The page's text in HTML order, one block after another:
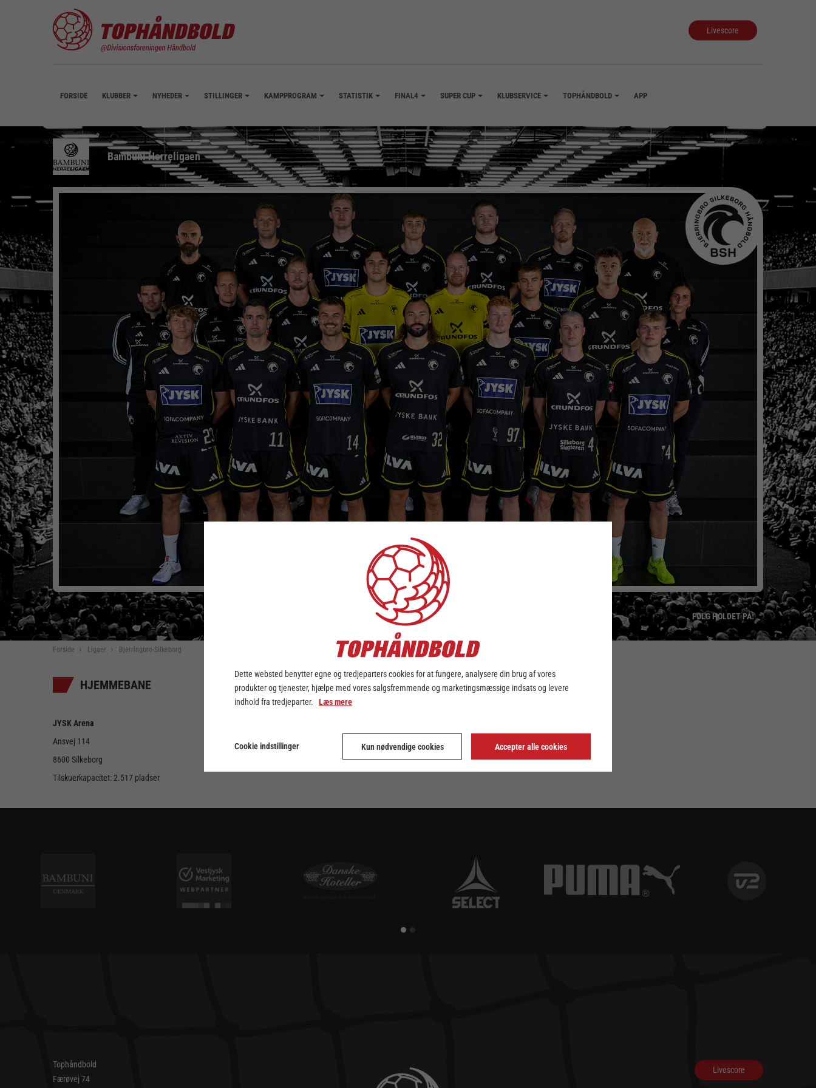
Livescore
FORSIDE KLUBBER NYHEDER STILLINGER KAMPPROGRAM STATISTIK FINAL4 SUPER CUP KLUBSERVICE TOPHÅNDBOLD APP
Bambuni Herreligaen
FØLG HOLDET PÅ:
Forside Ligaer Bjerringbro-Silkeborg
HJEMMEBANE
JYSK Arena
Ansvej 114
8600 Silkeborg
Tilskuerkapacitet: 2.517 pladser
KLUB ADRESSE
8850 Bjerringbro
LINK
Tophåndbold
Færøvej 74
Livescore
Dette websted benytter egne og tredjeparters cookies for at fungere, analysere din brug af vores
produkter og tjenester, hjælpe med vores salgsfremmende og marketingsmæssige indsats og levere
indhold fra tredjeparter. Læs mere
Cookie indstillinger Kun nødvendige cookies Accepter alle cookies